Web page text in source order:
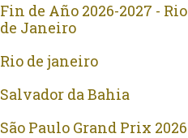
Fin de Año 2026-2027 - Rio
de Janeiro
Rio de janeiro
Salvador da Bahia
São Paulo Grand Prix 2026